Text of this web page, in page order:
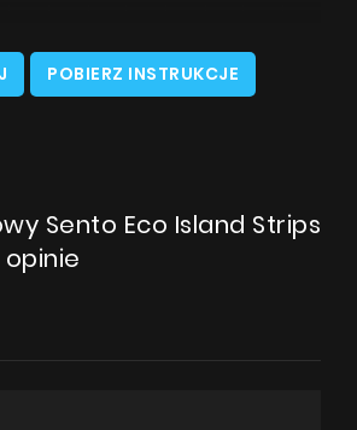
POBIERZ INSTRUKCJE
Sento Eco Island Strips